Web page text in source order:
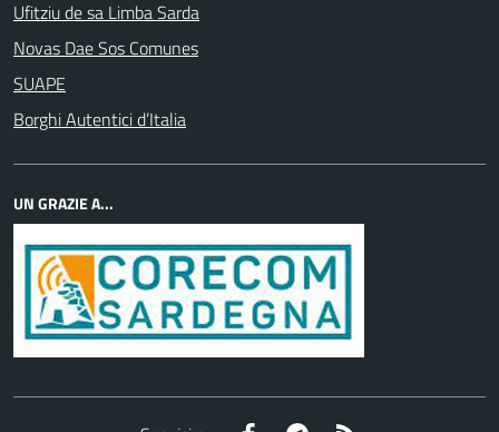
Ufitziu de sa Limba Sarda
Novas Dae Sos Comunes
SUAPE
Borghi Autentici d’Italia
UN GRAZIE A...